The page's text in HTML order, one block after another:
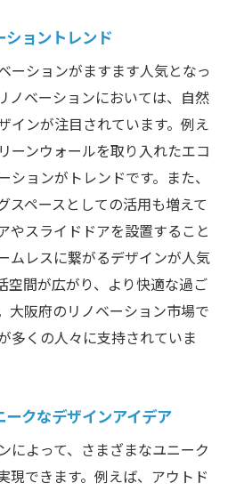
ビングとしてのテラス活用法
ペースとしてのテラスリノ
としてのテラス活用アイデ
ペースに変えるリノベーシ
リアとしてのテラスリノベ
ースとしてのテラスの活用
ンテリアコーディネート術
ョントレンド
ーションがますます人気となっ
ノベーションにおいては、自然
インが注目されています。例え
ーンウォールを取り入れたエコ
ションがトレンドです。また、
スペースとしての活用も増えて
やスライドドアを設置すること
ムレスに繋がるデザインが人気
空間が広がり、より快適な過ご
大阪府のリノベーション市場で
多くの人々に支持されていま
クなデザインアイデア
によって、さまざまなユニーク
現できます。例えば、アウトド